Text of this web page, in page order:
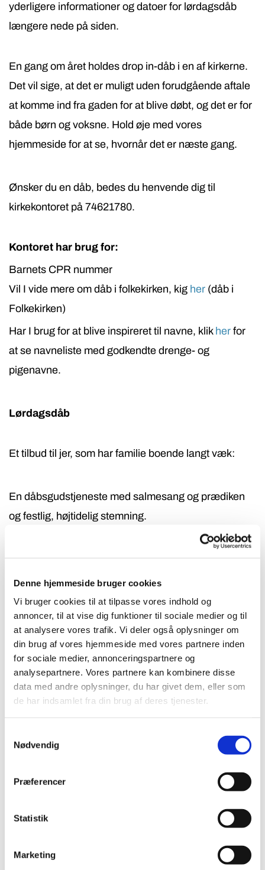
Denne hjemmeside bruger cookies
Vi bruger cookies til at tilpasse vores indhold og
annoncer, til at vise dig funktioner til sociale medier og til
at analysere vores trafik. Vi deler også oplysninger om
din brug af vores hjemmeside med vores partnere inden
for sociale medier, annonceringspartnere og
analysepartnere. Vores partnere kan kombinere disse
data med andre oplysninger, du har givet dem, eller som
de har indsamlet fra din brug af deres tjenester.
Nødvendig
Præferencer
Statistik
Marketing
yderligere informationer og datoer for lørdagsdåb
længere nede på siden.
En gang om året holdes drop in-dåb i en af kirkerne.
Det vil sige, at det er muligt uden forudgående aftale
at komme ind fra gaden for at blive døbt, og det er for
både børn og voksne. Hold øje med vores
hjemmeside for at se, hvornår det er næste gang.
Ønsker du en dåb, bedes du henvende dig til
kirkekontoret på 74621780.
Kontoret har brug for:
Barnets CPR nummer
Vil I vide mere om dåb i folkekirken, kig her (dåb i
Folkekirken)
Har I brug for at blive inspireret til navne, klik her for
at se navneliste med godkendte drenge- og
pigenavne.
Lørdagsdåb
Et tilbud til jer, som har familie boende langt væk:
En dåbsgudstjeneste med salmesang og prædiken
og festlig, højtidelig stemning.
Et alternativ til søndagshøjmessen kl. 09.30 og 11.00.
Alle er velkomne til lørdagsgudstjenesterne kl. 11.00.
Lørdagsdåb er en gang pr. måned i hver af vore tre
kirker.